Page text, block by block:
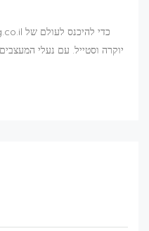
יוקרה וסטייל. עם נעלי